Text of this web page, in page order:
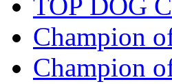
TOP DOG
Champion
Champion